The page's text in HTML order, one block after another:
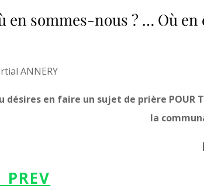
en sommes-nous ? … Où
ANNERY
désires en faire un sujet de prière POUR
la
PREV